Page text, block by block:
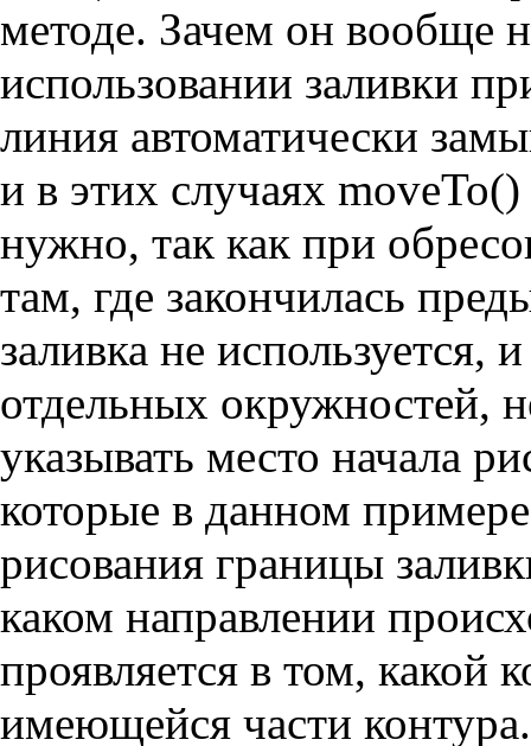
методе. Зачем он вообще
использовании заливки
линия автоматически
и в этих случаях
нужно, так как при
там, где закончилась
заливка не используется,
отдельных окружностей,
указывать место начала
которые в данном
рисования границы
каком направлении
проявляется в том, какой
имеющейся части